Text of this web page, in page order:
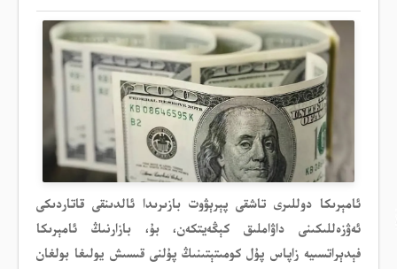
ئامېرىكا دوللىرى تاشقى پېرېۋوت بازىرىدا ئالدىنقى قاتاردىكى
ئەۋزەللىكىنى داۋاملىق كېڭەيتكەن، بۇ، بازارنىڭ ئامېرىكا
فېدېراتسىيە زاپاس پۇل كومىتېتىنىڭ پۇلنى قىسىش يولىغا بولغان